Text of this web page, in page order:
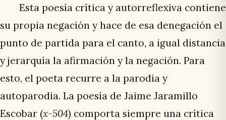
Esta poesía crítica y autorreflexiva contiene
su propia negación y hace de esa denegación el
punto de partida para el canto, a igual distancia
y jerarquía la afirmación y la negación. Para
esto, el poeta recurre a la parodia y
autoparodia. La poesía de Jaime Jaramillo
Escobar (x-504) comporta siempre una crítica